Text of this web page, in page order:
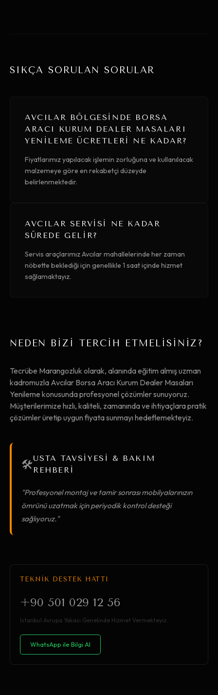
SIKÇA SORULAN SORULAR
AVCILAR BÖLGESINDE BORSA
ARACI KURUM DEALER MASALARI
YENILEME ÜCRETLERI NE KADAR?
Fiyatlarımız yapılacak işlemin zorluğuna ve kullanılacak
malzemeye göre en rekabetçi düzeyde
belirlenmektedir.
AVCILAR SERVISI NE KADAR
SÜREDE GELIR?
Servis araçlarımız Avcılar mahallelerinde her zaman
nöbette beklediği için genellikle 1 saat içinde hizmet
sağlamaktayız.
NEDEN BİZİ TERCİH ETMELİSİNİZ?
Tecrübe Marangozluk olarak, alanında eğitim almış uzman
kadromuzla Avcılar Borsa Aracı Kurum Dealer Masaları
Yenileme konusunda profesyonel çözümler sunuyoruz.
Müşterilerimize hızlı, kaliteli, zamanında ve ihtiyaçlara pratik
çözümler üretip uygun fiyata sunmayı hedeflemekteyiz.
🛠️USTA TAVSİYESİ & BAKIM
REHBERİ
"Profesyonel montaj ve tamir sonrası mobilyalarınızın
ömrünü uzatmak için periyodik kontrol desteği
sağlıyoruz."
TEKNİK DESTEK HATTI
+90 501 029 12 56
İstanbul Avrupa Yakası Genelinde Hizmet Vermekteyiz.
WhatsApp ile Bilgi Al